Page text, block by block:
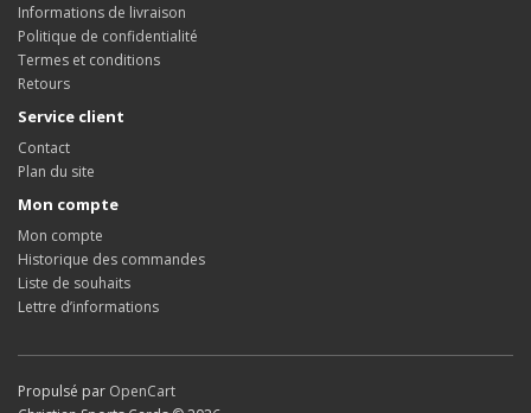
Informations de livraison
Politique de confidentialité
Termes et conditions
Retours
Service client
Contact
Plan du site
Mon compte
Mon compte
Historique des commandes
Liste de souhaits
Lettre d’informations
Propulsé par OpenCart